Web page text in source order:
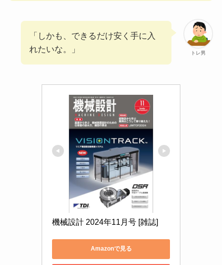
トレ男
「しかも、できるだけ安く手に入
れたいな。」
機械設計 2024年11月号 [雑誌]
Amazonで見る